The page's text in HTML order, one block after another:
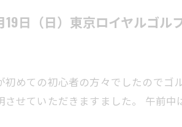
日（日）東京ロイヤルゴル
めての初心者の方々でしたのでゴ
せていただきますました。 午前中